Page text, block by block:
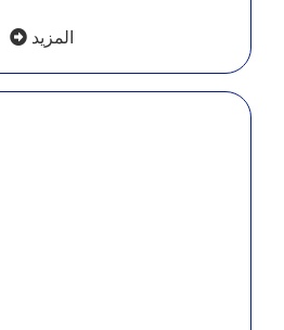
المزيد